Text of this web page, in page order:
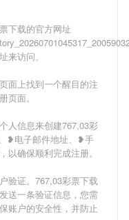
下载的官方网址
来访问。
面上找到一个醒目的注
页面。
人信息来创建767,03彩
❥电子邮件地址、❥手
以确保顺利完成注册。
验证。767,03彩票下载
送一条验证信息，您需
账户的安全性，并防止